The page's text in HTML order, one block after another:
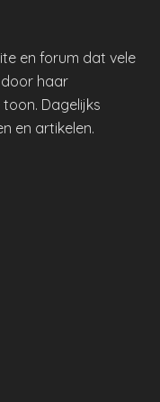
en forum dat vele
haar
Dagelijks
en artikelen.